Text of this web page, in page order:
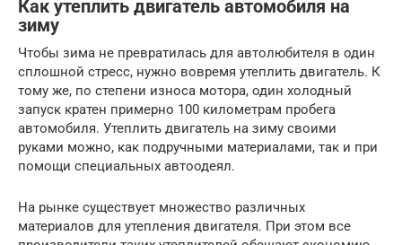
Как утеплить двигатель автомобиля на
зиму
Чтобы зима не превратилась для автолюбителя в один
сплошной стресс, нужно вовремя утеплить двигатель. К
тому же, по степени износа мотора, один холодный
запуск кратен примерно 100 километрам пробега
автомобиля. Утеплить двигатель на зиму своими
руками можно, как подручными материалами, так и при
помощи специальных автоодеял.
На рынке существует множество различных
материалов для утепления двигателя. При этом все